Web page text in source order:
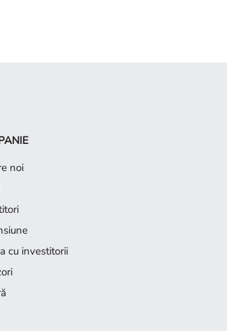
noi
cu investitorii